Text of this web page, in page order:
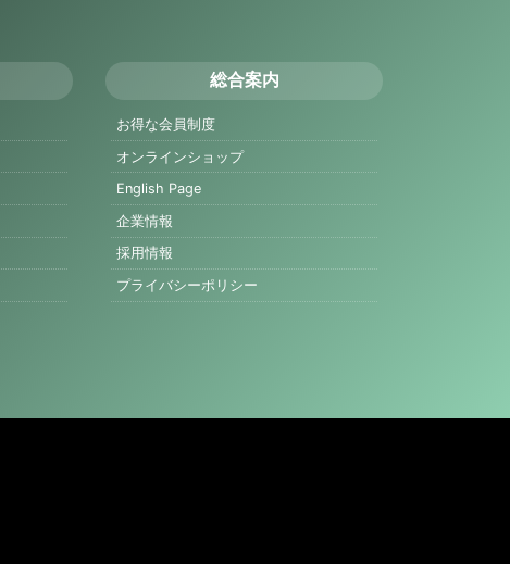
総合案内
お得な会員制度
オンラインショップ
English Page
企業情報
採用情報
プライバシーポリシー